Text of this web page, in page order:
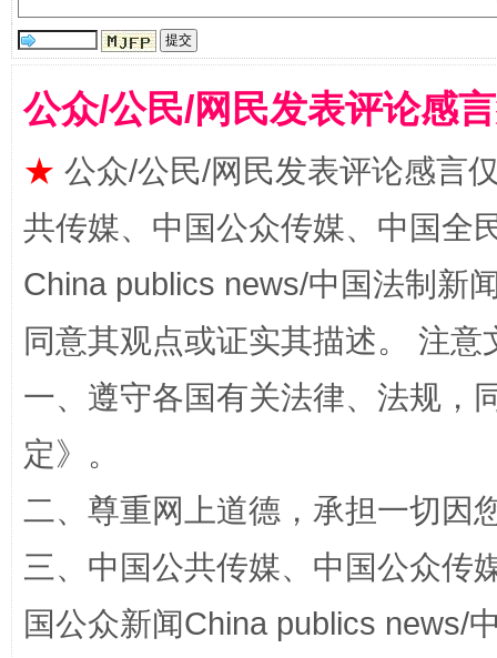
受贿1.44亿！段成刚被判无期 从幼
阿坝州三大球赛在茂县开幕 规模
公众/公民/网民发表评论感
★ 公众/公民/网民发表评论感言
共传媒、中国公众传媒、中国全
China publics news/中国法制新
同意其观点或证实其描述。 注
一、遵守各国有关法律、法规，
定》。
二、尊重网上道德，承担一切因
三、中国公共传媒、中国公众传
国公众新闻China publics news/